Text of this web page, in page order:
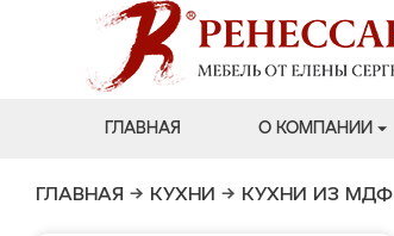
ГЛАВНАЯ О КОМПАНИИ
ГЛАВНАЯ → КУХНИ → КУХНИ ИЗ МДФ